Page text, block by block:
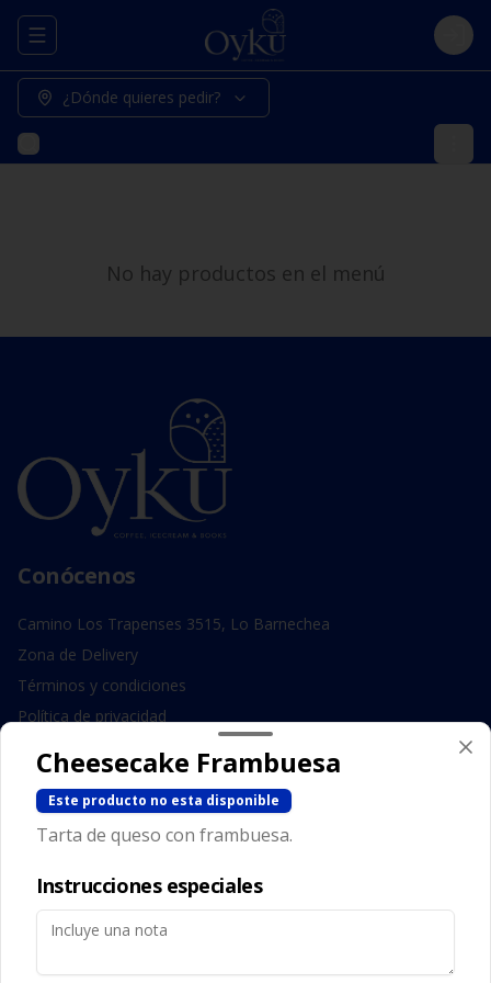
Abrir menu de navegación Login
¿Dónde quieres pedir?
No hay productos en el menú
Conócenos
Camino Los Trapenses 3515, Lo Barnechea
Zona de Delivery
Términos y condiciones
Política de privacidad
Redes sociales
Instagram
Facebook
Mi cuenta
Cheesecake Frambuesa
Este producto no esta disponible
Tarta de queso con frambuesa.
Instrucciones especiales